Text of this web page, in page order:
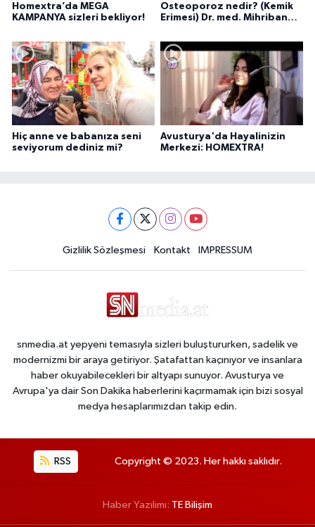
Homextra’da MEGA
KAMPANYA sizleri bekliyor!
Osteoporoz nedir? (Kemik
Erimesi) Dr. med. Mihriban
Hiç anne ve babanıza seni
seviyorum dediniz mi?
Avusturya'da Hayalinizin
Merkezi: HOMEXTRA!
Gizlilik Sözleşmesi Kontakt IMPRESSUM
snmedia.at yepyeni temasıyla sizleri buluştururken, sadelik ve
modernizmi bir araya getiriyor. Şatafattan kaçınıyor ve insanlara
haber okuyabilecekleri bir altyapı sunuyor. Avusturya ve
Avrupa'ya dair Son Dakika haberlerini kaçırmamak için bizi sosyal
medya hesaplarımızdan takip edin.
RSS Copyright © 2023. Her hakkı saklıdır.
Haber Yazılımı: TE Bilişim